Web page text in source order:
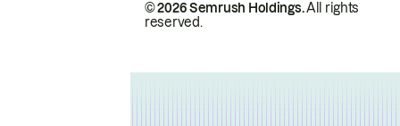
© 2026 Semrush Holdings.All rights
reserved.